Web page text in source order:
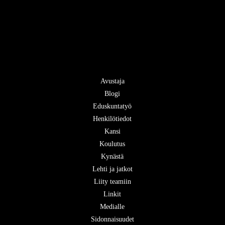
Avustaja
Blogi
Eduskuntatyö
Henkilötiedot
Kansi
Koulutus
Kynästä
Lehti ja jatkot
Liity teamiin
Linkit
Medialle
Sidonnaisuudet